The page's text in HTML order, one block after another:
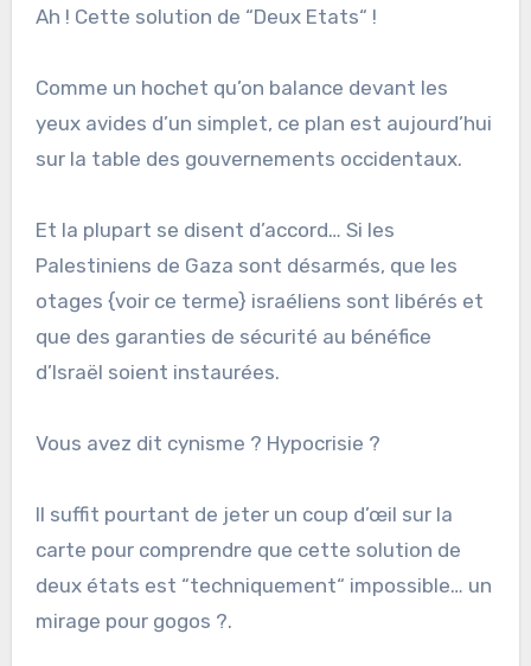
Ah ! Cette solution de “Deux Etats“ !
Comme un hochet qu’on balance devant les
yeux avides d’un simplet, ce plan est aujourd’hui
sur la table des gouvernements occidentaux.
Et la plupart se disent d’accord… Si les
Palestiniens de Gaza sont désarmés, que les
otages {voir ce terme} israéliens sont libérés et
que des garanties de sécurité au bénéfice
d’Israël soient instaurées.
Vous avez dit cynisme ? Hypocrisie ?
Il suffit pourtant de jeter un coup d’œil sur la
carte pour comprendre que cette solution de
deux états est “techniquement“ impossible… un
mirage pour gogos ?.